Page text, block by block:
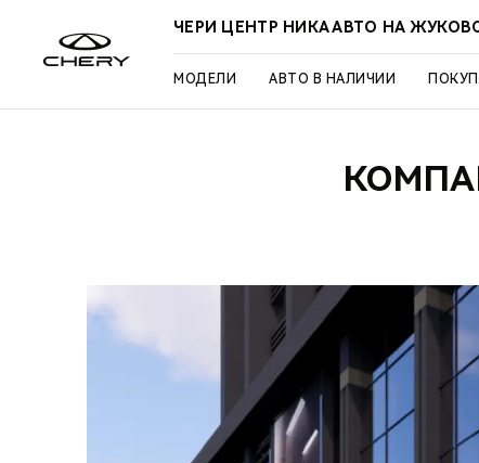
ЧЕРИ ЦЕНТР НИКА АВТО НА
МОДЕЛИ АВТО В НАЛИЧИИ